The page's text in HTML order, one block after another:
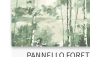
PANNELLO FORET